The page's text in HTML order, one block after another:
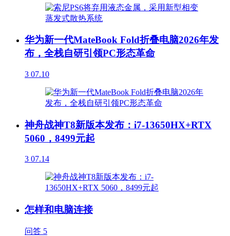
华为新一代MateBook Fold折叠电脑2026年发
布，全栈自研引领PC形态革命
3 07.10
神舟战神T8新版本发布：i7-13650HX+RTX
5060，8499元起
3 07.14
怎样和电脑连接
问答 5